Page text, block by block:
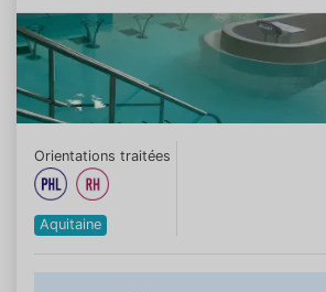
Orientations traitées
Aquitaine